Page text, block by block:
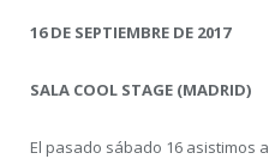
16 DE SEPTIEMBRE DE 2017
SALA COOL STAGE (MADRID)
El pasado sábado 16 asistimos